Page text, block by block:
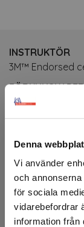
Denna
Vi använder
och
för sociala
vidarebefordrar
information från
INSTRUKTÖR
3M™ Endorsed
FÖRKUNSKAPER
Kursen riktar
tidigare och
MÅLGRUPP
Foliemontörer
VARAKTIGHET
Kursen pågår i